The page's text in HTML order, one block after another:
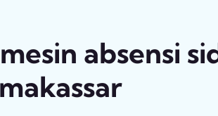
absensi
makassar